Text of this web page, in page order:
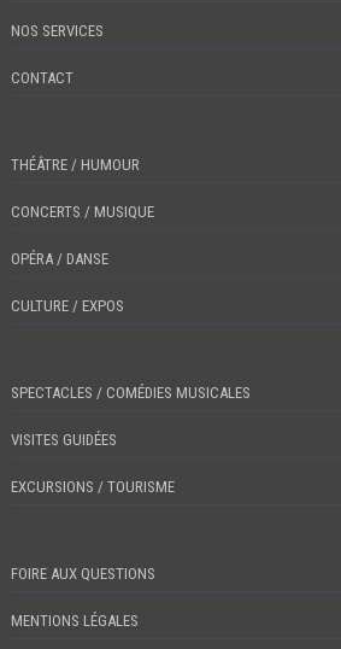
NOS SERVICES
CONTACT
THÉÂTRE / HUMOUR
CONCERTS / MUSIQUE
OPÉRA / DANSE
CULTURE / EXPOS
SPECTACLES / COMÉDIES MUSICALES
VISITES GUIDÉES
EXCURSIONS / TOURISME
FOIRE AUX QUESTIONS
MENTIONS LÉGALES